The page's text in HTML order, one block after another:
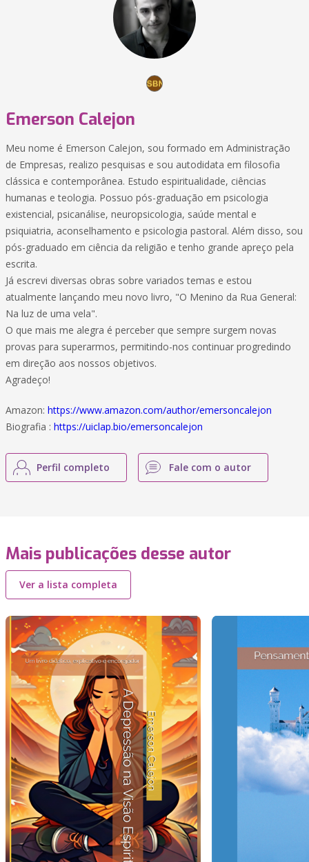
Emerson Calejon
Meu nome é Emerson Calejon, sou formado em Administração
de Empresas, realizo pesquisas e sou autodidata em filosofia
clássica e contemporânea. Estudo espiritualidade, ciências
humanas e teologia. Possuo pós-graduação em psicologia
existencial, psicanálise, neuropsicologia, saúde mental e
psiquiatria, aconselhamento e psicologia pastoral. Além disso, sou
pós-graduado em ciência da religião e tenho grande apreço pela
escrita.
Já escrevi diversas obras sobre variados temas e estou
atualmente lançando meu novo livro, "O Menino da Rua General:
Na luz de uma vela".
O que mais me alegra é perceber que sempre surgem novas
provas para superarmos, permitindo-nos continuar progredindo
em direção aos nossos objetivos.
Agradeço!
Amazon: https://www.amazon.com/author/emersoncalejon
Biografia : https://uiclap.bio/emersoncalejon
Perfil completo Fale com o autor
Mais publicações desse autor
Ver a lista completa